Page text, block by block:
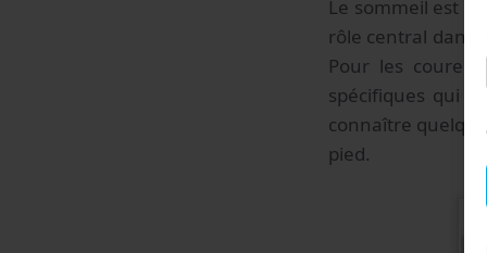
Le sommeil est
rôle central dans
Pour les
spécifiques qui
connaître
pied.